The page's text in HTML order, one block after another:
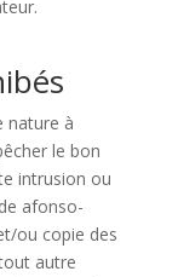
nature à
le bon
intrusion ou
afonso-
ou copie des
autre